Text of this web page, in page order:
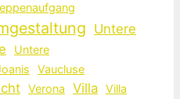
Untere
Untere
Vaucluse
Verona Villa Villa